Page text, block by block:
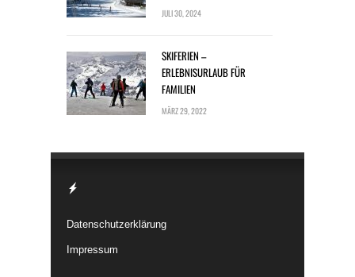
JULI 30, 2024
SKIFERIEN –
ERLEBNISURLAUB FÜR
FAMILIEN
MÄRZ 29, 2022
Datenschutzerklärung
Impressum